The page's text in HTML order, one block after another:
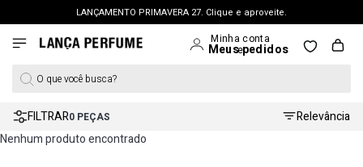
LANÇAMENTO PRIMAVERA 27. Clique e aproveite.
FRETE GRÁTIS | a partir de R$ 699. APROVEITAR >
OUTLET: Até 65% OFF + 15% na 2ª peça. Confira >
LANÇAMENTO PRIMAVERA 27. Clique e aproveite.
O que você busca?
FILTRAR0 PEÇAS
Relevância
Nenhum produto encontrado